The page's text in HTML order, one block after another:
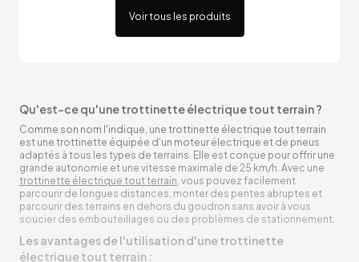
Voir tous les produits
Qu'est-ce qu'une trottinette électrique tout terrain ?
Comme son nom l'indique, une trottinette électrique tout terrain
est une trottinette équipée d'un moteur électrique et de pneus
adaptés à tous les types de terrains. Elle est conçue pour offrir une
grande autonomie et une vitesse maximale de 25 km/h. Avec une
trottinette électrique tout terrain, vous pouvez facilement
parcourir de longues distances, monter des pentes abruptes et
parcourir des terrains en dehors du goudron sans avoir à vous
soucier des embouteillages ou des problèmes de stationnement.
Les avantages de l'utilisation d'une trottinette
électrique tout terrain :